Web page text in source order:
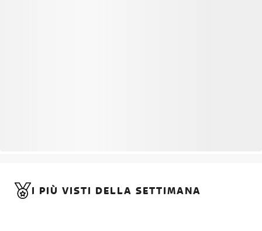
I PIÙ VISTI DELLA SETTIMANA